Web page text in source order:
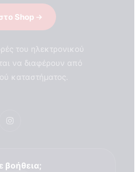
Shop
του ηλεκτρονικού
να διαφέρουν από
καταστήματος.
βοήθεια;